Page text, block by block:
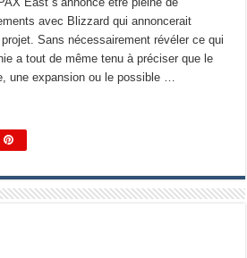
avec Blizzard qui annoncerait
Sans nécessairement révéler ce qui
a tout de même tenu à préciser que le
une expansion ou le possible …